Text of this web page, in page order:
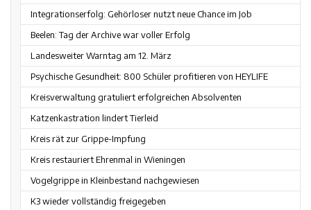
Integrationserfolg: Gehörloser nutzt neue Chance im Job
Beelen: Tag der Archive war voller Erfolg
Landesweiter Warntag am 12. März
Psychische Gesundheit: 800 Schüler profitieren von HEYLIFE
Kreisverwaltung gratuliert erfolgreichen Absolventen
Katzenkastration lindert Tierleid
Kreis rät zur Grippe-Impfung
Kreis restauriert Ehrenmal in Wieningen
Vogelgrippe in Kleinbestand nachgewiesen
K3 wieder vollständig freigegeben